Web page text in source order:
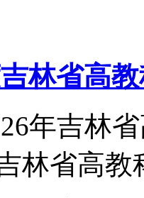
林省高
年吉林
林省高